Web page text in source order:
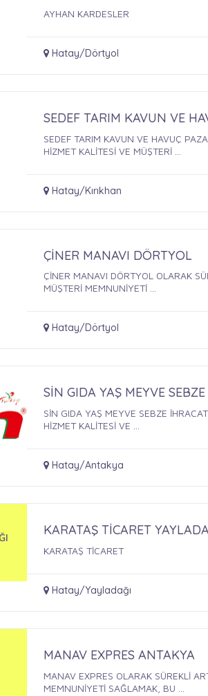
AYHAN KARDESLER
Hatay/Dörtyol
SEDEF TARIM KAVUN VE
SEDEF TARIM KAVUN VE HAVUÇ
HİZMET KALİTESİ VE MÜŞTERİ ...
Hatay/Kırıkhan
ÇİNER MANAVI DÖRTYOL
ÇİNER MANAVI DÖRTYOL OLARAK
MÜŞTERİ MEMNUNİYETİ ...
Hatay/Dörtyol
SİN GIDA YAŞ MEYVE
SİN GIDA YAŞ MEYVE SEBZE
HİZMET KALİTESİ VE ...
Hatay/Antakya
KARATAŞ TİCARET
KARATAŞ TİCARET
Hatay/Yayladağı
MANAV EXPRES ANTAKYA
MANAV EXPRES OLARAK SÜREKLİ
MEMNUNİYETİ SAĞLAMAK, BU ...